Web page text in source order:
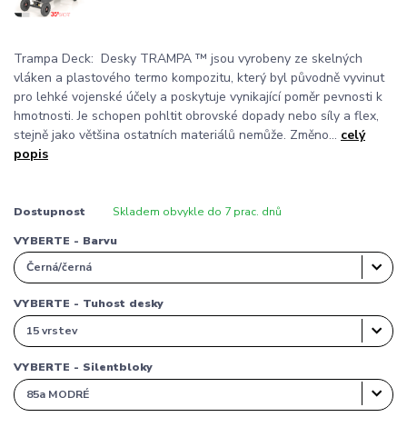
Trampa Deck: Desky TRAMPA ™ jsou vyrobeny ze skelných
vláken a plastového termo kompozitu, který byl původně vyvinut
pro lehké vojenské účely a poskytuje vynikající poměr pevnosti k
hmotnosti. Je schopen pohltit obrovské dopady nebo síly a flex,
stejně jako většina ostatních materiálů nemůže. Změno... celý
popis
Dostupnost Skladem obvykle do 7 prac. dnů
VYBERTE - Barvu
VYBERTE - Tuhost desky
VYBERTE - Silentbloky